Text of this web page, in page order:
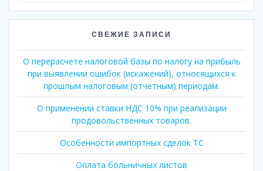
СВЕЖИЕ ЗАПИСИ
О перерасчете налоговой базы по налогу на прибыль
при выявлении ошибок (искажений), относящихся к
прошлым налоговым (отчетным) периодам.
О применении ставки НДС 10% при реализации
продовольственных товаров.
Особенности импортных сделок ТС
Оплата больничных листов